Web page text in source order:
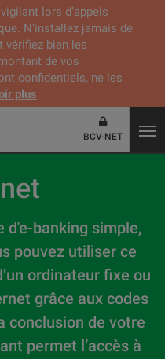
lors d’appels
N’installez jamais de
vérifiez bien les
de vos
confidentiels, ne les
plus
BCV-NET
d'e-banking simple,
pouvez utiliser ce
ordinateur fixe ou
grâce aux codes
conclusion de votre
permet l’accès à